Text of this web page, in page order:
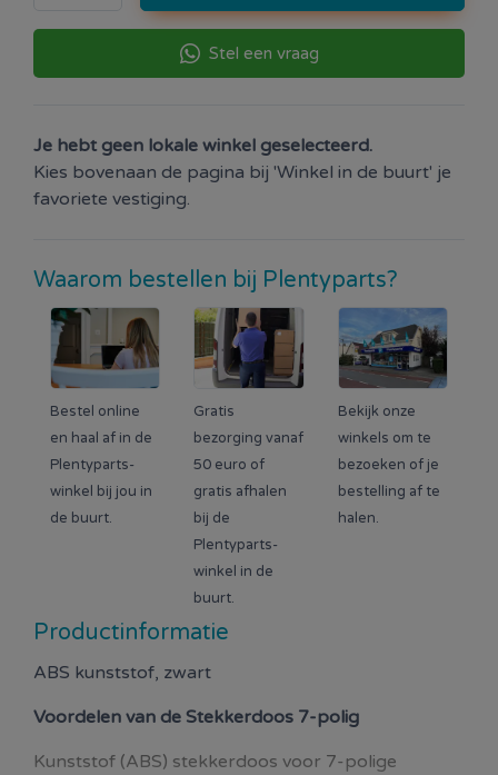
Stel een vraag
Je hebt geen lokale winkel geselecteerd.
Kies bovenaan de pagina bij 'Winkel in de buurt' je
favoriete vestiging.
Waarom bestellen bij Plentyparts?
Bestel online
en haal af in de
Plentyparts-
winkel bij jou in
de buurt.
Gratis
bezorging vanaf
50 euro of
gratis afhalen
bij de
Plentyparts-
winkel in de
buurt.
Bekijk onze
winkels om te
bezoeken of je
bestelling af te
halen.
Productinformatie
ABS kunststof, zwart
Voordelen van de Stekkerdoos 7-polig
Kunststof (ABS) stekkerdoos voor 7-polige